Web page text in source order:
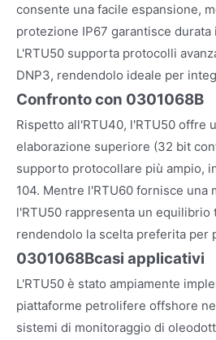
consente una facile espansione,
protezione IP67 garantisce
L'RTU50 supporta protocolli
DNP3, rendendolo ideale per
Confronto con 0301068B
Rispetto all'RTU40, l'RTU50 offre
elaborazione superiore (32 bit
supporto protocollare più ampio,
104. Mentre l'RTU60 fornisce una
l'RTU50 rappresenta un equilibrio
rendendolo la scelta preferita per
0301068Bcasi applicativi
L'RTU50 è stato ampiamente
piattaforme petrolifere offshore
sistemi di monitoraggio di